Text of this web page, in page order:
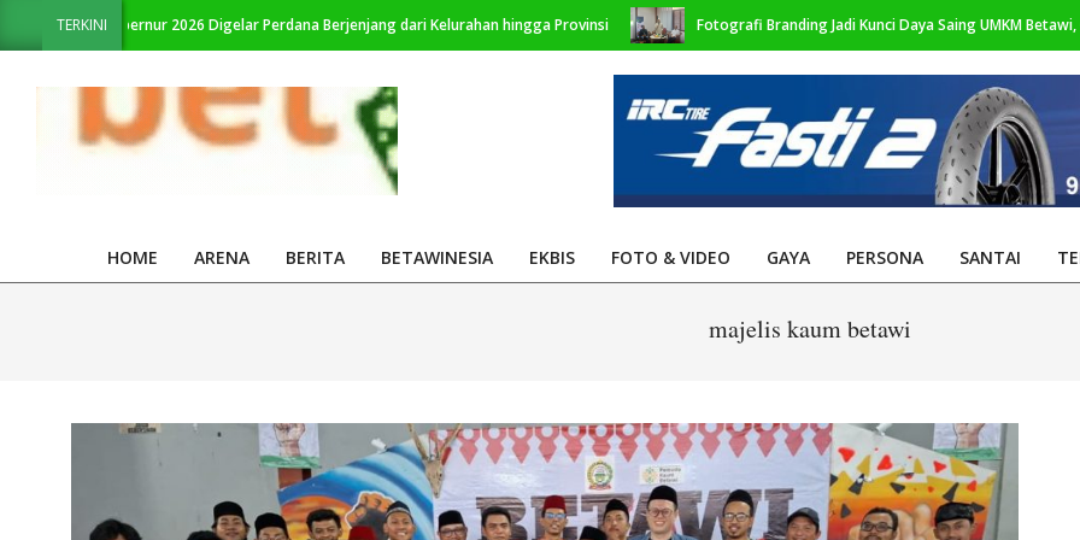
to
TERKINI
Gubernur 2026 Digelar Perdana Berjenjang dari Kelurahan hingga Provinsi Fotografi Branding Jadi Kunci Daya Saing UMKM Betawi,
Primary
Menu
HOME ARENA BERITA BETAWINESIA EKBIS FOTO & VIDEO GAYA PERSONA SANTAI
majelis kaum betawi